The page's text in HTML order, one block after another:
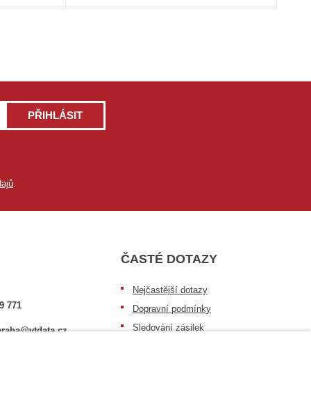
PŘIHLÁSIT
771
ČASTÉ DOTAZY
Nejčastější dotazy
Dopravní podmínky
Sledování zásilek